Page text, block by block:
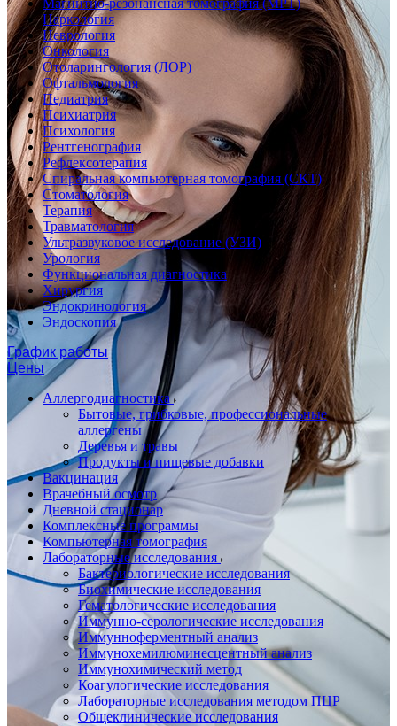
Магнитно-резонансная томография (МРТ)
Наркология
Неврология
Онкология
Отоларингология (ЛОР)
Офтальмология
Педиатрия
Психиатрия
Психология
Рентгенография
Рефлексотерапия
Спиральная компьютерная томография (СКТ)
Стоматология
Терапия
Травматология
Ультразвуковое исследование (УЗИ)
Урология
Функциональная диагностика
Хирургия
Эндокринология
Эндоскопия
График работы
Цены
Аллергодиагностика
Бытовые, грибковые, профессиональные
аллергены
Деревья и травы
Продукты и пищевые добавки
Вакцинация
Врачебный осмотр
Дневной стационар
Комплексные программы
Компьютерная томография
Лабораторные исследования
Бактериологические исследования
Биохимические исследования
Гематологические исследования
Иммунно-серологические исследования
Иммунноферментный анализ
Иммунохемилюминесцентный анализ
Иммунохимический метод
Коагулогические исследования
Лабораторные исследования методом ПЦР
Общеклинические исследования